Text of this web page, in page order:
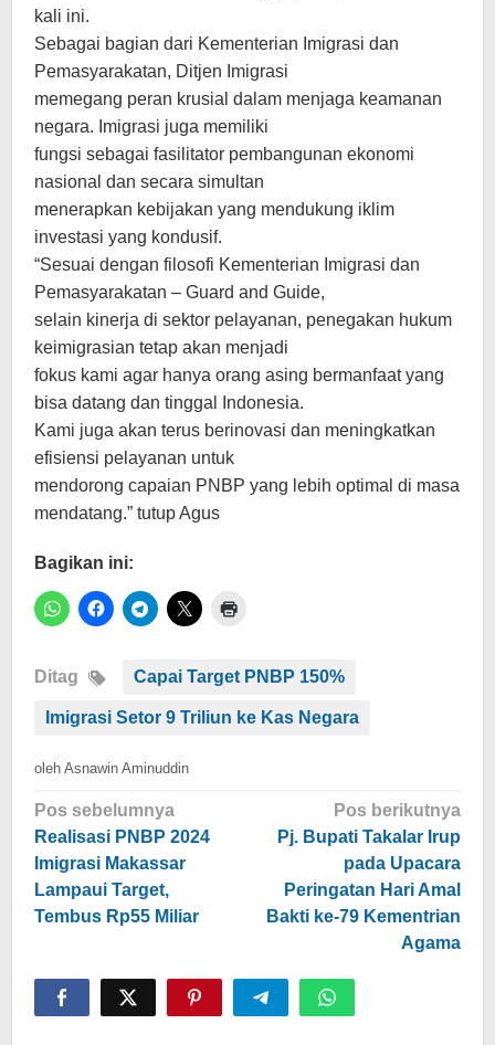
kali ini.
Sebagai bagian dari Kementerian Imigrasi dan
Pemasyarakatan, Ditjen Imigrasi
memegang peran krusial dalam menjaga keamanan
negara. Imigrasi juga memiliki
fungsi sebagai fasilitator pembangunan ekonomi
nasional dan secara simultan
menerapkan kebijakan yang mendukung iklim
investasi yang kondusif.
“Sesuai dengan filosofi Kementerian Imigrasi dan
Pemasyarakatan – Guard and Guide,
selain kinerja di sektor pelayanan, penegakan hukum
keimigrasian tetap akan menjadi
fokus kami agar hanya orang asing bermanfaat yang
bisa datang dan tinggal Indonesia.
Kami juga akan terus berinovasi dan meningkatkan
efisiensi pelayanan untuk
mendorong capaian PNBP yang lebih optimal di masa
mendatang.” tutup Agus
Bagikan ini:
Ditag Capai Target PNBP 150%
Imigrasi Setor 9 Triliun ke Kas Negara
oleh Asnawin Aminuddin
Navigasi
pos
Pos sebelumnya
Realisasi PNBP 2024
Imigrasi Makassar
Lampaui Target,
Tembus Rp55 Miliar
Pos berikutnya
Pj. Bupati Takalar Irup
pada Upacara
Peringatan Hari Amal
Bakti ke-79 Kementrian
Agama